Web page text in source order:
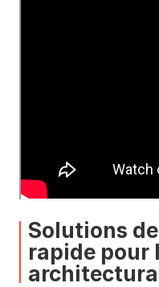
Solutions
rapide pour